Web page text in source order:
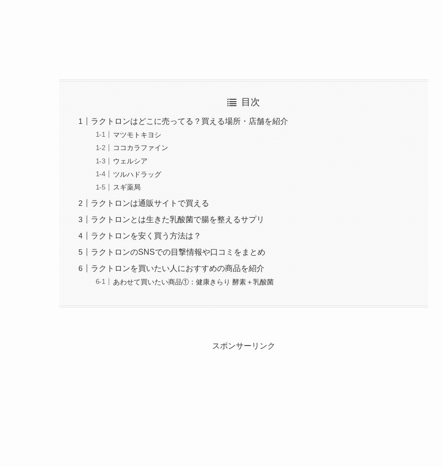
目次
ラクトロンはどこに売ってる？買える場所・店舗を紹介
マツモトキヨシ
ココカラファイン
ウェルシア
ツルハドラッグ
スギ薬局
ラクトロンは通販サイトで買える
ラクトロンとは生きた乳酸菌で腸を整えるサプリ
ラクトロンを安く買う方法は？
ラクトロンのSNSでの目撃情報や口コミをまとめ
ラクトロンを買いたい人におすすめの商品を紹介
あわせて買いたい商品①：健康きらり 酵素＋乳酸菌
スポンサーリンク